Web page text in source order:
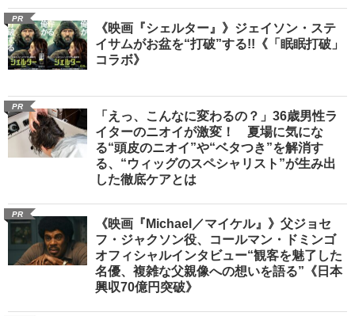
PR
《映画『シェルター』》ジェイソン・ステ
イサムがお盆を“打破”する!!《「眠眠打破」
コラボ》
PR
「えっ、こんなに変わるの？」36歳男性ラ
イターのニオイが激変！ 夏場に気にな
る“頭皮のニオイ”や“ベタつき”を解消す
る、“ウィッグのスペシャリスト”が生み出
した徹底ケアとは
PR
《映画『Michael／マイケル』》父ジョセ
フ・ジャクソン役、コールマン・ドミンゴ
オフィシャルインタビュー“観客を魅了した
名優、複雑な父親像への想いを語る”《日本
興収70億円突破》